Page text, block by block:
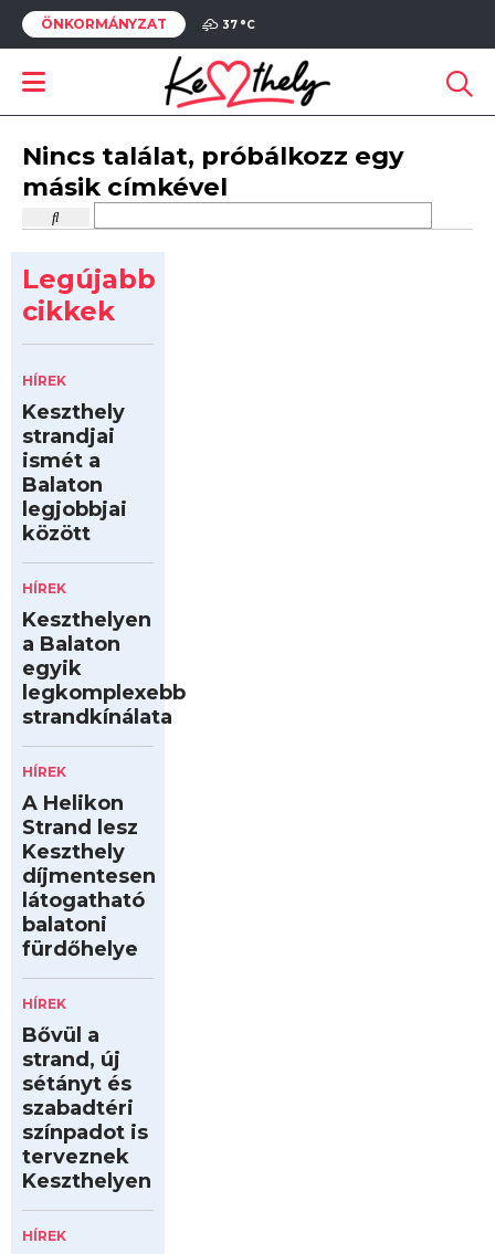
ÖNKORMÁNYZAT 37 °C
Nincs találat, próbálkozz egy
másik címkével
Legújabb
cikkek
HÍREK
Keszthely
strandjai
ismét a
Balaton
legjobbjai
között
HÍREK
Keszthelyen
a Balaton
egyik
legkomplexebb
strandkínálata
HÍREK
A Helikon
Strand lesz
Keszthely
díjmentesen
látogatható
balatoni
fürdőhelye
HÍREK
Bővül a
strand, új
sétányt és
szabadtéri
színpadot is
terveznek
Keszthelyen
HÍREK